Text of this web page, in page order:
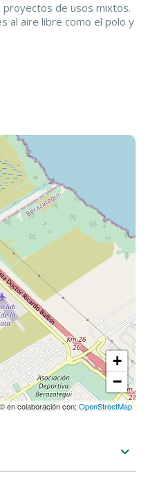
proyectos de usos mixtos.
al aire libre como el polo y
nivel. Ubicado en el Gran
la autopista Buenos Aires
de arboleda y un
estilo Francés.
las formas y
tienen vistas verdes,
el 50 por ciento de
barrio privado sino las
+
−
en colaboración con;OpenStreetMap